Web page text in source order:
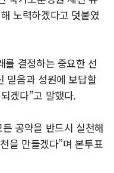
노력하겠다고 덧붙였
를 결정하는 중요한 선
믿음과 성원에 보답할
겠다”고 말했다.
공약을 반드시 실천해
을 만들겠다”며 본투표